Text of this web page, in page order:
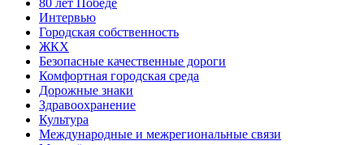
80 лет Победе
Интервью
Городская собственность
ЖКХ
Безопасные качественные дороги
Комфортная городская среда
Дорожные знаки
Здравоохранение
Культура
Международные и межрегиональные связи